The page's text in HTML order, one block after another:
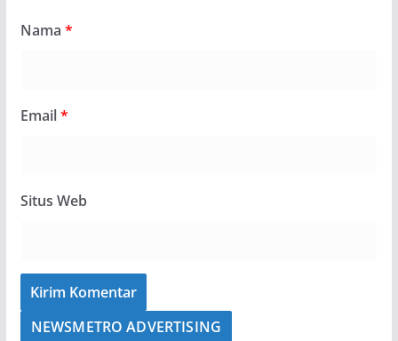
Nama *
Email*
Situs Web
NEWSMETRO ADVERTISING